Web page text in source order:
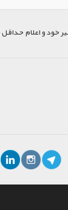
و اعلام حداقل